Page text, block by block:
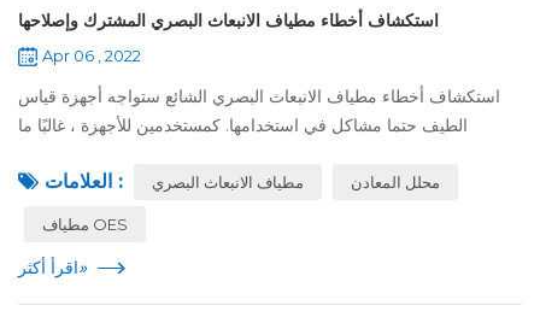
استكشاف أخطاء مطياف الانبعاث البصري المشترك وإصلاحها
Apr 06 , 2022
استكشاف أخطاء مطياف الانبعاث البصري الشائع ستواجه أجهزة قياس
الطيف حتما مشاكل في استخدامها. كمستخدمين للأجهزة ، غالبًا ما
البسيطة الشا... العلامات : مطياف الانبعاث البصري محلل المعادن
مطياف OES
اقرأ أكثر»